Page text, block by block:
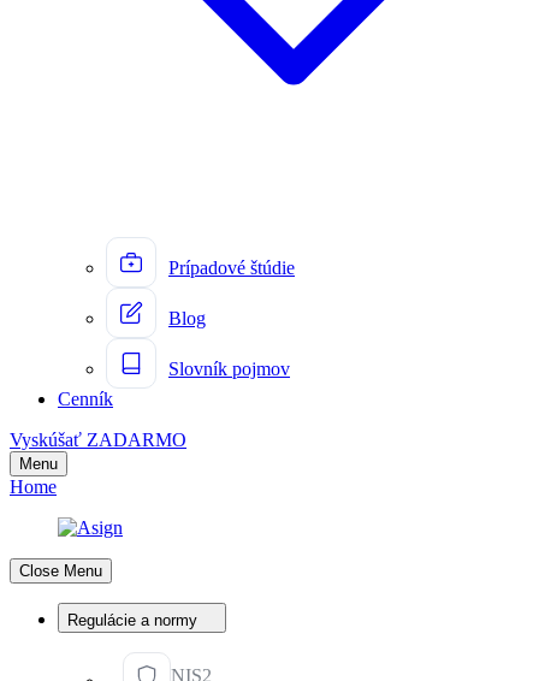
Prípadové štúdie
Blog
Slovník pojmov
Cenník
Vyskúšať ZADARMO
Menu
Home
Close Menu
Regulácie a normy
NIS2